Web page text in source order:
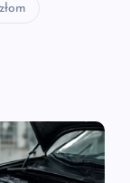
złom